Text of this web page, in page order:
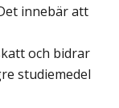
innebär att
och bidrar
studiemedel